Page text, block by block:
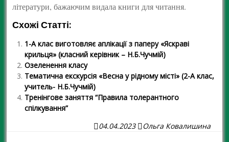
літератури, бажаючим видала книги для читання.
Схожі Статті:
1-А клас виготовляє аплікації з паперу «Яскраві
крильця» (класний керівник – Н.Б.Чучмій)
Озеленення класу
Тематична екскурсія «Весна у рідному місті» (2-А клас,
учитель- Н.Б.Чучмій)
Тренінгове заняття “Правила толерантного
спілкування”
04.04.2023
Ольга Ковалишина